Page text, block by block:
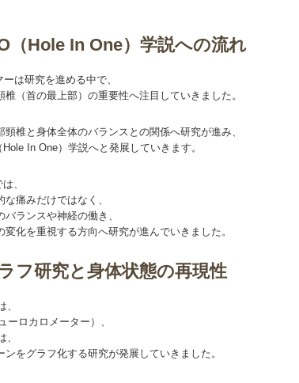
（Hole In One）学説への流れ
は研究を進める中で、
椎（首の最上部）の重要性へ注目していきました。
頸椎と身体全体のバランスとの関係へ研究が進み、
In One）学説へと発展していきます。
、
な痛みだけではなく、
バランスや神経の働き、
変化を重視する方向へ研究が進んでいきました。
フ研究と身体状態の再現性
、
ーロカロメーター）、
、
ンをグラフ化する研究が発展していきました。